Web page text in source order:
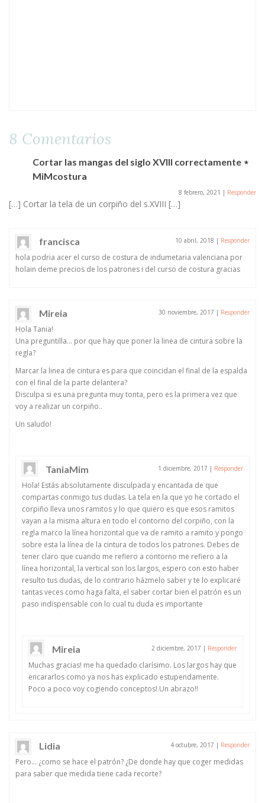
8 Comentarios
Cortar las mangas del siglo XVIII correctamente ⋆
MiMcostura
8 febrero, 2021 | Responder
[…] Cortar la tela de un corpiño del s.XVIII […]
francisca 10 abril, 2018 | Responder
hola podria acer el curso de costura de indumetaria valenciana por
holain deme precios de los patrones i del curso de costura gracias
Mireia 30 noviembre, 2017 | Responder
Hola Tania!
Una preguntilla… por que hay que poner la linea de cintura sobre la
regla?
Marcar la linea de cintura es para que coincidan el final de la espalda
con el final de la parte delantera?
Disculpa si es una pregunta muy tonta, pero es la primera vez que
voy a realizar un corpiño..
Un saludo!
TaniaMim 1 diciembre, 2017 | Responder
Hola! Estás absolutamente disculpada y encantada de que
compartas conmigo tus dudas. La tela en la que yo he cortado el
corpiño lleva unos ramitos y lo que quiero es que esos ramitos
vayan a la misma altura en todo el contorno del corpiño, con la
regla marco la línea horizontal que va de ramito a ramito y pongo
sobre esta la línea de la cintura de todos los patrones. Debes de
tener claro que cuando me refiero a contorno me refiero a la
línea horizontal, la vertical son los largos, espero con esto haber
resulto tus dudas, de lo contrario házmelo saber y te lo explicaré
tantas veces como haga falta, el saber cortar bien el patrón es un
paso indispensable con lo cual tu duda es importante
Mireia 2 diciembre, 2017 | Responder
Muchas gracias! me ha quedado clarísimo. Los largos hay que
encararlos como ya nos has explicado estupendamente.
Poco a poco voy cogiendo conceptos! Un abrazo!!
Lidia 4 octubre, 2017 | Responder
Pero… ¿como se hace el patrón? ¿De donde hay que coger medidas
para saber que medida tiene cada recorte?